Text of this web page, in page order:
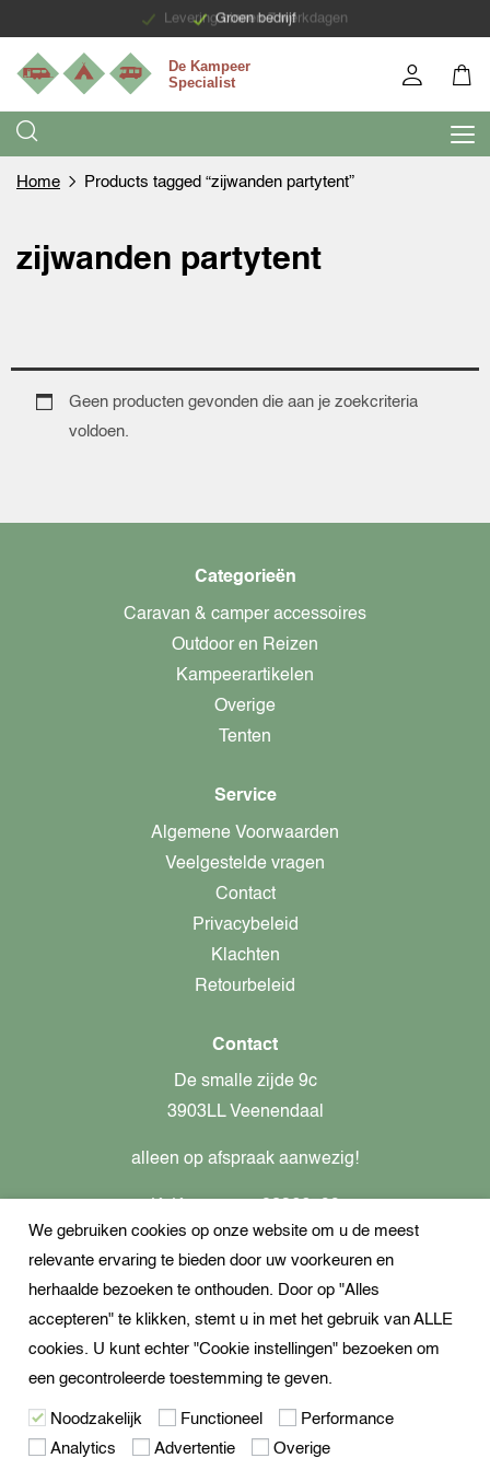
Groen bedrijf
Levering binnen 7 werkdagen
Home Products tagged “zijwanden partytent”
zijwanden partytent
Geen producten gevonden die aan je zoekcriteria
voldoen.
Categorieën
Caravan & camper accessoires
Outdoor en Reizen
Kampeerartikelen
Overige
Tenten
Service
Algemene Voorwaarden
Veelgestelde vragen
Contact
Privacybeleid
Klachten
Retourbeleid
Contact
De smalle zijde 9c
3903LL Veenendaal
alleen op afspraak aanwezig!
Btw-nummer: nl862437301B01
+31621944547
Open Whatsapp
info@dekampeerspecialist.nl
Volg ons
We gebruiken cookies op onze website om u de meest
relevante ervaring te bieden door uw voorkeuren en
herhaalde bezoeken te onthouden. Door op "Alles
accepteren" te klikken, stemt u in met het gebruik van ALLE
cookies. U kunt echter "Cookie instellingen" bezoeken om
een gecontroleerde toestemming te geven.
Noodzakelijk Functioneel
Performance
Analytics
Advertentie Overige